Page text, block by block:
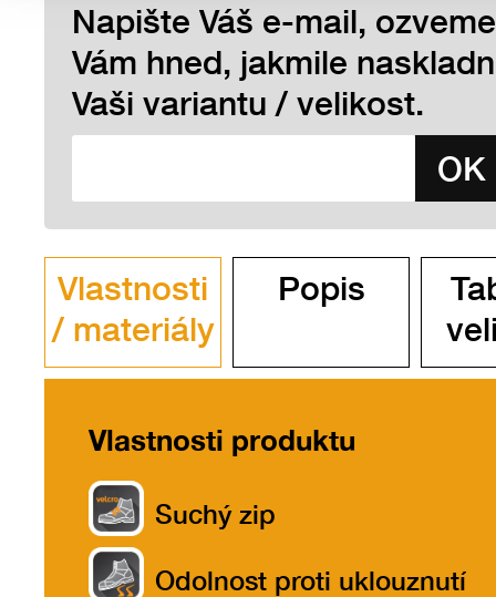
Napište Váš e-mail,
Vám hned, jakmile
Vaši variantu / velikost.
Vlastnosti
/ materiály
Popis
Vlastnosti produktu
Suchý zip
Odolnost proti uklouznutí